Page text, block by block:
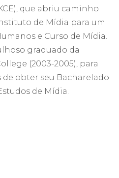
que abriu caminho
de Mídia para um
e Curso de Mídia.
graduado da
(2003-2005), para
obter seu Bacharelado
de Mídia.